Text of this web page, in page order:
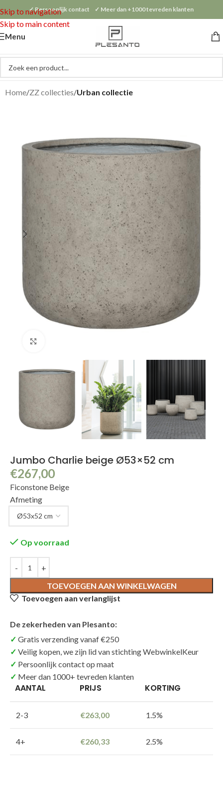
Skip to navigation
Skip to main content
✓ Persoonlijk contact ✓ Meer dan +1000 tevreden klanten
Menu
Home ZZ collecties Urban collectie
Jumbo Charlie beige Ø53×52 cm
€267,00
Ficonstone Beige
Afmeting
Op voorraad
TOEVOEGEN AAN WINKELWAGEN
Toevoegen aan verlanglijst
De zekerheden van Plesanto:
Gratis verzending vanaf €250
Veilig kopen, we zijn lid van stichting WebwinkelKeur
Persoonlijk contact op maat
Meer dan 1000+ tevreden klanten
AANTAL PRIJS KORTING
2-3 €263,00 1.5%
4+ €260,33 2.5%